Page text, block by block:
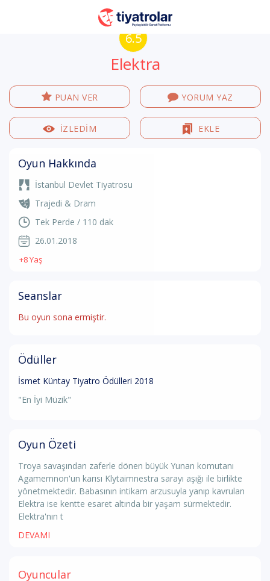
6.5
Elektra
PUAN VER YORUM YAZ
İZLEDİM EKLE
Oyun Hakkında
İstanbul Devlet Tiyatrosu
Trajedi & Dram
Tek Perde / 110 dak
26.01.2018
+8 Yaş
Seanslar
Bu oyun sona ermiştir.
Ödüller
İsmet Küntay Tiyatro Ödülleri 2018
"En İyi Müzik"
Oyun Özeti
Troya savaşından zaferle dönen büyük Yunan komutanı
Agamemnon'un karısı Klytaimnestra sarayı aşığı ile birlikte
yönetmektedir. Babasının intikam arzusuyla yanıp kavrulan
Elektra ise kentte esaret altında bir yaşam sürmektedir.
Elektra'nın t
DEVAMI
Oyuncular